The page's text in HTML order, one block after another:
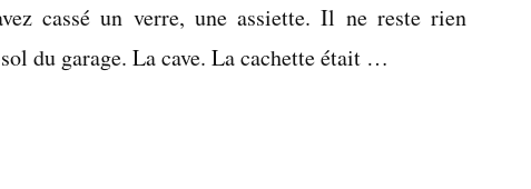
cassé un verre, une assiette. Il ne reste rien
du garage. La cave. La cachette était …